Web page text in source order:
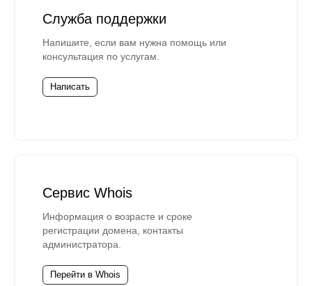
Служба поддержки
Напишите, если вам нужна помощь или
консультация по услугам.
Написать
Сервис Whois
Информация о возрасте и сроке
регистрации домена, контакты
администратора.
Перейти в Whois